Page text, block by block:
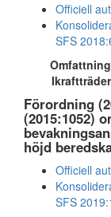
Officiell
SFS
Omfattning
Ikraftträder
Förordning
(2015:1052)
höjd
Officiell
SFS